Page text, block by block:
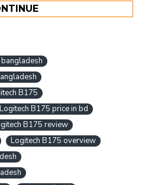
B175
Logitech B175 price in bd
B175 review
Logitech B175 overview